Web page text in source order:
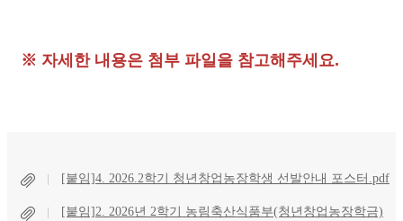
※ 자세한 내용은 첨부 파일을 참고해주세요.
[붙임]4. 2026.2학기 청년창업농장학생 선발안내 포스터.pdf
[붙임]2. 2026년 2학기 농림축산식품부(청년창업농장학금)